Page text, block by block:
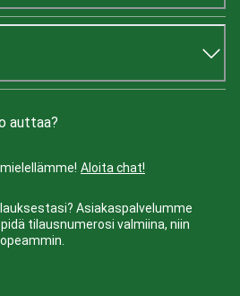
auttaa?
Aloita chat!
Asiakaspalvelumme
tilausnumerosi valmiina, niin